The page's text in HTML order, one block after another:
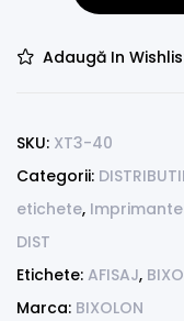
Adaugă In
SKU: XT3-40
Categorii:
etichete,
DIST
Etichete: AFISAJ,
Marca: BIXOLON